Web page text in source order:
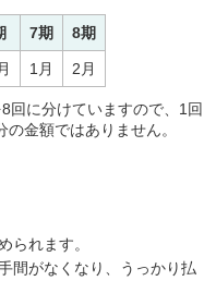
7期 8期
1月 2月
回に分けていますので、1回
金額ではありません。
られます。
間がなくなり、うっかり払